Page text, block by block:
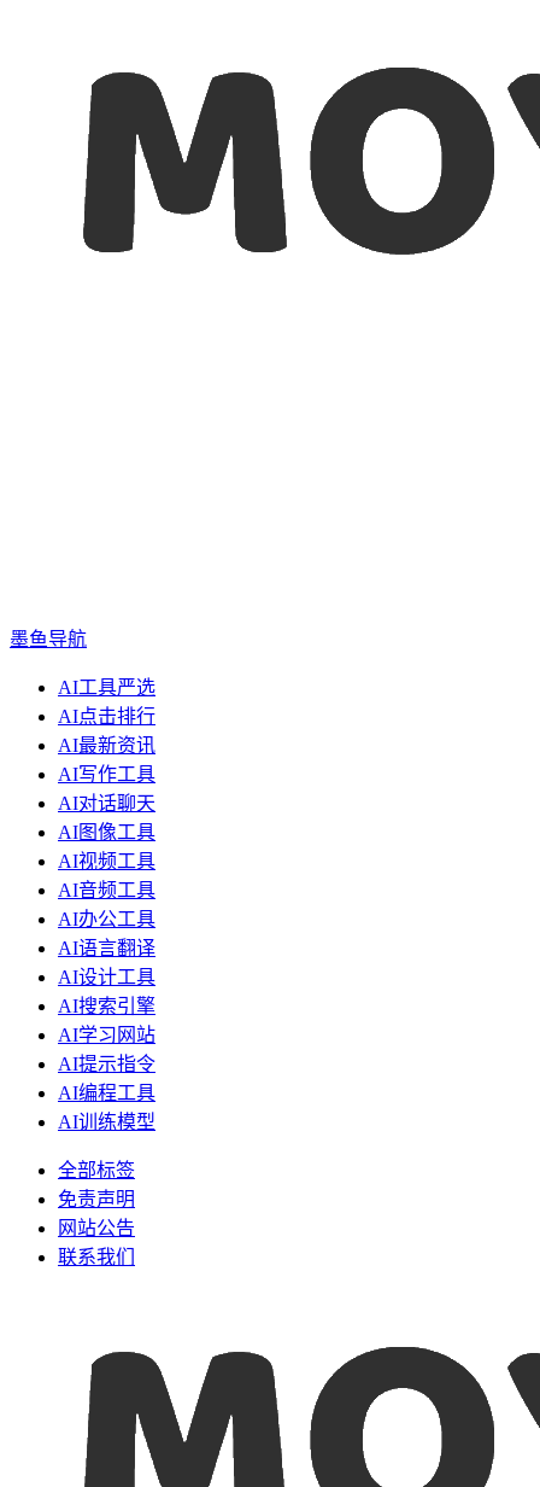
墨鱼导航
AI工具严选
AI点击排行
AI最新资讯
AI写作工具
AI对话聊天
AI图像工具
AI视频工具
AI音频工具
AI办公工具
AI语言翻译
AI设计工具
AI搜索引擎
AI学习网站
AI提示指令
AI编程工具
AI训练模型
全部标签
免责声明
网站公告
联系我们